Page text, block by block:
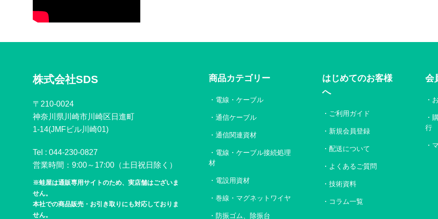
株式会社SDS
〒210-0024
神奈川県川崎市川崎区日進町
1-14(JMFビル川崎01)
Tel :044-230-0827
営業時間：9:00～17:00（土日祝日除く）
※蛙屋は通販専用サイトのため、実店舗はございま
せん。
本社での商品販売・お引き取りにも対応しておりま
せん。
商品カテゴリー
電線・ケーブル
通信ケーブル
通信関連資材
電線・ケーブル接続処理
材
電設用資材
巻線・マグネットワイヤ
防振ゴム、除振台
はじめてのお客様
へ
ご利用ガイド
新規会員登録
配送について
よくあるご質問
技術資料
コラム一覧
会
行